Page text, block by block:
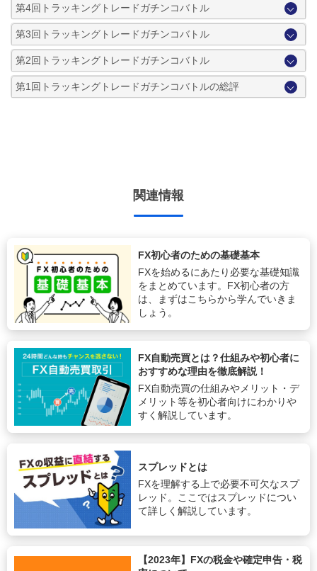
第4回トラッキングトレードガチンコバトル
第3回トラッキングトレードガチンコバトル
第2回トラッキングトレードガチンコバトル
第1回トラッキングトレードガチンコバトルの総評
関連情報
FX初心者のための基礎基本
FXを始めるにあたり必要な基礎知識
をまとめています。FX初心者の方
は、まずはこちらから学んでいきま
しょう。
FX自動売買とは？仕組みや初心者に
おすすめな理由を徹底解説！
FX自動売買の仕組みやメリット・デ
メリット等を初心者向けにわかりや
すく解説しています。
スプレッドとは
FXを理解する上で必要不可欠なスプ
レッド。ここではスプレッドについ
て詳しく解説しています。
【2023年】FXの税金や確定申告・税